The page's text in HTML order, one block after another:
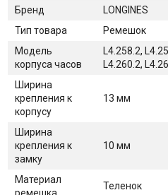
Бренд
LONGINES
Тип товара
Ремешок
Модель
корпуса часов
L4.258.2,
L4.260.2,
Ширина
крепления к
корпусу
13 мм
Ширина
крепления к
замку
10 мм
Материал
Теленок